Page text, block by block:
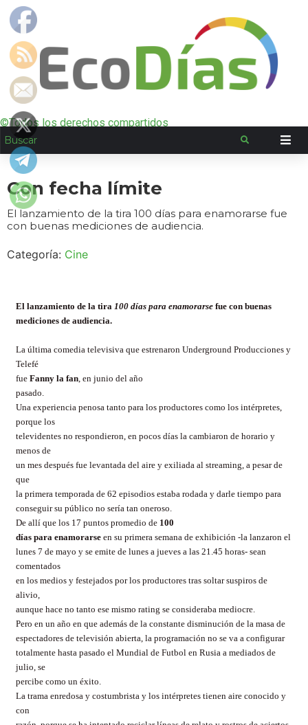
©Todos los derechos compartidos
Con fecha límite
El lanzamiento de la tira 100 días para enamorarse fue
con buenas mediciones de audiencia.
Categoría: Cine
El lanzamiento de la tira 100 días para enamorarse fue con buenas
mediciones de audiencia.
La última comedia televisiva que estrenaron Underground Producciones y
Telefé
fue Fanny la fan, en junio del año
pasado.
Una experiencia penosa tanto para los productores como los intérpretes,
porque los
televidentes no respondieron, en pocos días la cambiaron de horario y
menos de
un mes después fue levantada del aire y exiliada al streaming, a pesar de
que
la primera temporada de 62 episodios estaba rodada y darle tiempo para
conseguir su público no sería tan oneroso.
De allí que los 17 puntos promedio de 100
días para enamorarse en su primera semana de exhibición -la lanzaron el
lunes 7 de mayo y se emite de lunes a jueves a las 21.45 horas- sean
comentados
en los medios y festejados por los productores tras soltar suspiros de
alivio,
aunque hace no tanto ese mismo rating se consideraba mediocre.
Pero en un año en que además de la constante disminución de la masa de
espectadores de televisión abierta, la programación no se va a configurar
totalmente hasta pasado el Mundial de Futbol en Rusia a mediados de
julio, se
percibe como un éxito.
La trama enredosa y costumbrista y los intérpretes tienen aire conocido y
con